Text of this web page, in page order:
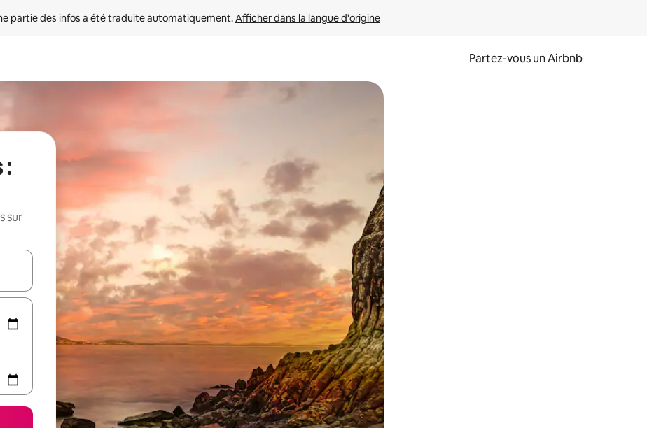
partie des infos a été traduite automatiquement. Afficher dans la langue d'origine
Partez-vous un Airbnb
:
sur
en utilisant les flèches vers le haut et vers le bas, ou en appuyant dessus et en les faisant glisser.